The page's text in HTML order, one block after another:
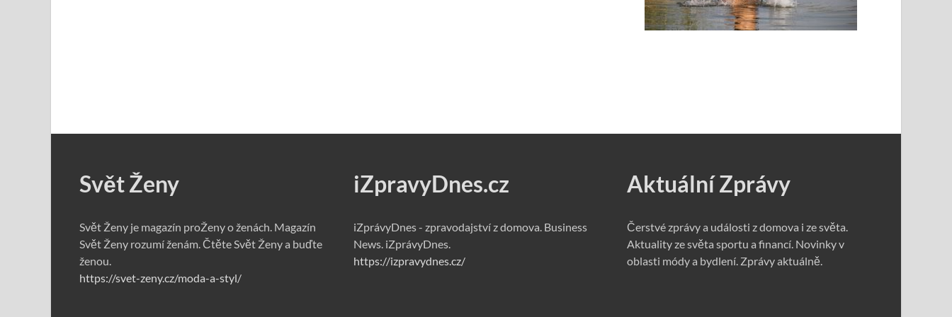
Svět Ženy
Svět Ženy je magazín proŽeny o ženách. Magazín
Svět Ženy rozumí ženám. Čtěte Svět Ženy a buďte
ženou.
https://svet-zeny.cz/moda-a-styl/
iZpravyDnes.cz
iZprávyDnes - zpravodajství z domova. Business
News. iZprávyDnes.
https://izpravydnes.cz/
Aktuální Zprávy
Čerstvé zprávy a události z domova i ze světa.
Aktuality ze světa sportu a financí. Novinky v
oblasti módy a bydlení. Zprávy aktuálně.